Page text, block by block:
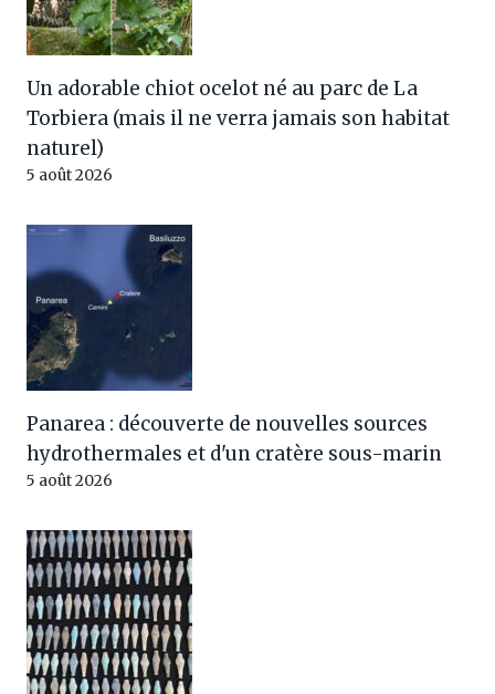
Un adorable chiot ocelot né au parc de La
Torbiera (mais il ne verra jamais son habitat
naturel)
5 août 2026
Panarea : découverte de nouvelles sources
hydrothermales et d'un cratère sous-marin
5 août 2026